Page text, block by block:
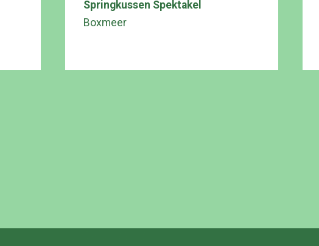
Springkussen Spektakel
Boxmeer